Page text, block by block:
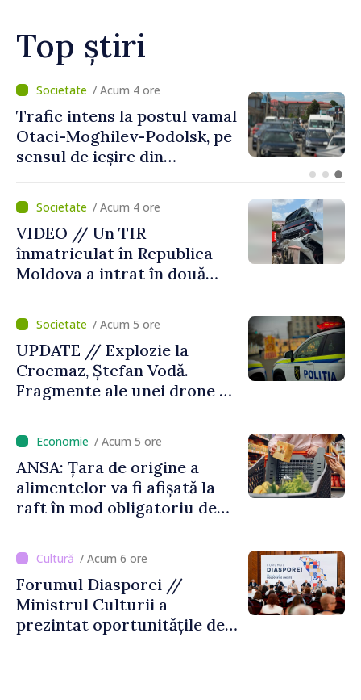
Top știri
/ Acum 1 oră
Judocanul Vladimir Iacomi a
cucerit bronzul la Cupa
Europei de tineret de la
/ Acum 4 ore
VIDEO // Un TIR
înmatriculat în Republica
Moldova a intrat în două
România
/ Acum 5 ore
UPDATE // Explozie la
Crocmaz, Ștefan Vodă.
Fragmente ale unei drone de
locului
/ Acum 5 ore
ANSA: Țara de origine a
alimentelor va fi afișată la
raft în mod obligatoriu de
riscă amenzi de zeci de mii
de lei de lei/ Acum 6 ore
Forumul Diasporei //
Ministrul Culturii a
prezintat oportunitățile de